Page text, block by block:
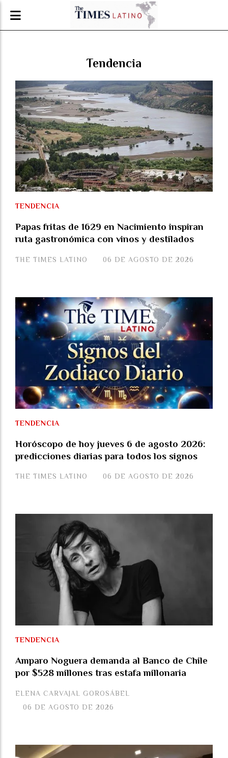
Tendencia
Papas fritas de 1629 en Nacimiento inspiran
ruta gastronómica con vinos y destilados
THE TIMES LATINO
TENDENCIA
06 DE AGOSTO DE 2026
Horóscopo de hoy jueves 6 de agosto 2026:
predicciones diarias para todos los signos
THE TIMES LATINO
TENDENCIA
06 DE AGOSTO DE 2026
Amparo Noguera demanda al Banco de Chile
por $528 millones tras estafa millonaria
ELENA CARVAJAL GOROSÁBEL
TENDENCIA
06 DE AGOSTO DE 2026